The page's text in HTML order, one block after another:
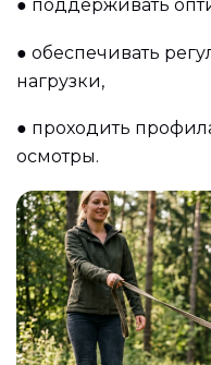
● поддерживать
● обеспечивать
нагрузки,
● проходить
осмотры.